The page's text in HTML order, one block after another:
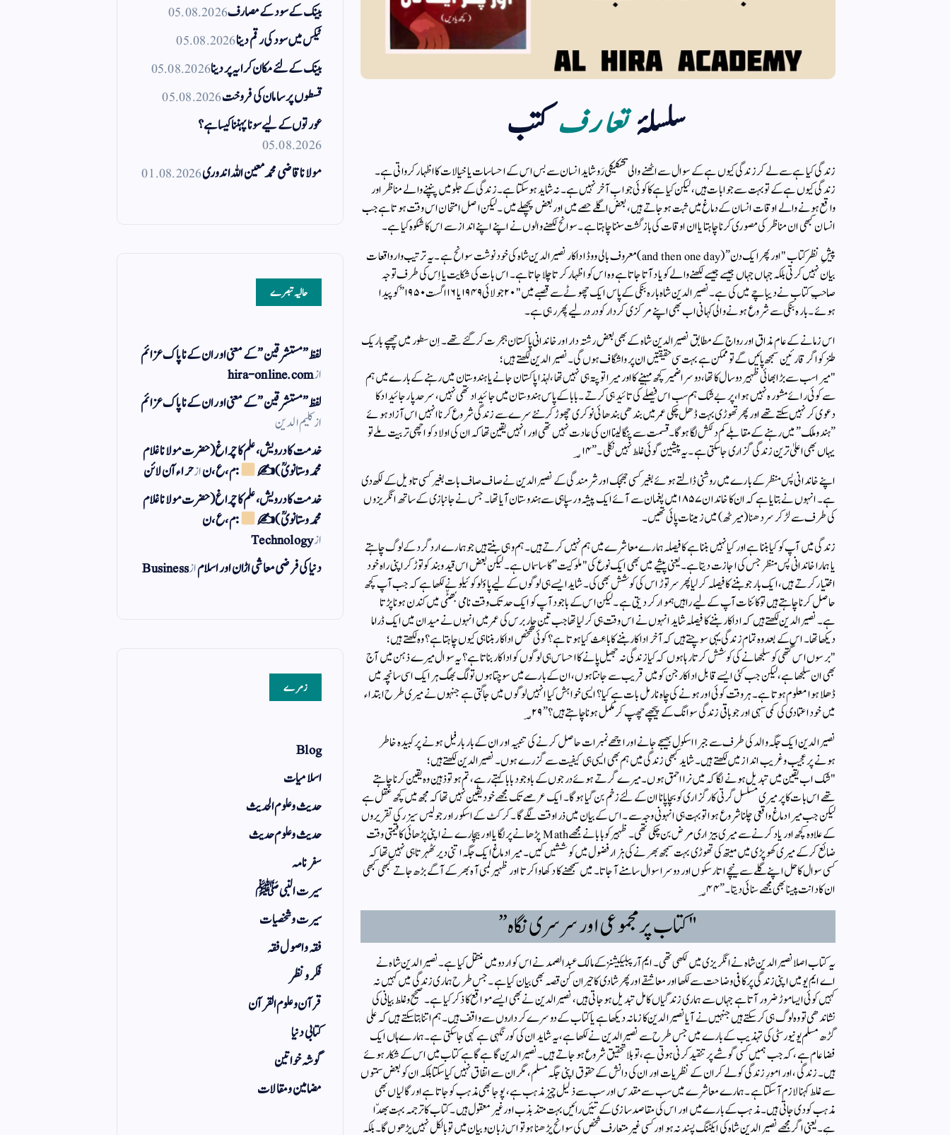
سلسلۂتعارفکتب
زندگی کیا ہے سے لے کر زندگی کیوں ہے کے سوال سے اٹھنے والی تشکیکی رَو شاید انسان سے بس اس کے احساسات یا خیالات کا اظہار کرواتی ہے۔
زندگی کیوں ہے کے تو بہت سے جوابات ہیں، لیکن کیا ہے کا کوئی جوابِ آخر نہیں ہے۔ نہ شاید ہو سکتا ہے۔ زندگی کے جلو میں پنپنے والے مناظر اور
واقع ہونے والے اوقات انسان کے دماغ میں ثبت ہو جاتے ہیں، بعض اگلے حصے میں اور بعض پچھلے میں۔ لیکن اصل امتحان اس وقت ہوتا ہے جب
انسان کبھی ان مناظر کی مصوری کرنا چاہتا یا ان اوقات کی باز گشت سننا چاہتا ہے۔ سوانح لکھنے والوں نے اپنے اپنے انداز سے اس کا شکوہ کیا ہے۔
پیشِ نظر کتاب "اور پھر ایک دن” (and then one day) معروف بالی ووڈ اداکار نصیر الدین شاہ کی خود نوشت سوانح ہے۔ یہ ترتیب وار واقعات
بیان نہیں کرتی بلکہ جہاں جہاں جیسے جیسے لکھنے والے کو یاد آتا جاتا ہے وہ اس کو اظہار کرتا چلا جاتا ہے۔ اس بات کی شکایت یا اِس کی طرف توجہ
صاحبِ کتاب نے دیباچے میں کی ہے۔ نصیر الدین شاہ بارہ بنکی کے پاس ایک چھوٹے سے قصبے میں "٢٠ جولائی ١٩٤٩ یا ١٦ اگست ١٩٥٠” کو پیدا
ہوئے۔ بارہ بنکی سے شروع ہونے والی کہانی اب بھی اپنے مرکزی کردار کو در در لیے پِھر رہی ہے۔
اس زمانے کے عام مذاق اور رواج کے مطابق نصیرالدین شاہ کے بھی بعض رشتہ دار اور خاندانی پاکستان ہجرت کر گئے تھے۔ اِن سطور میں چھپے باریک
طنز کو اگر قارئین سمجھ پائیں گے تو ممکن ہے بہت سی حقیقتیں ان پر واشگاف ہوں گی۔ نصیرالدین لکھتے ہیں؛
"میرا سب سے بڑا بھائی ظہیر دو سال کا تھا، دوسرا ضمیر کچھ مہینے کا اور میرا تو پتہ ہی نہیں تھا، لہذا پاکستان جانے یا ہندوستان میں رہنے کے بارے میں ہم
سے کوئی رائے مشورہ نہیں ہوا، پر بے شک ہم سب اس فیصلے کی تائید ہی کرتے۔ بابا کے پاس ہندوستان میں جائیداد تھی نہیں، سرحد پار جائیداد کا
دعوی کر نہیں سکتے تھے اور پھر تھوڑی بہت ڈھل چکی عمر میں بندھی بندھائی نوکری چھوڑ کر نئے سرے سے زندگی شروع کرنا انہیں اس آزاد ہوئے
”ہندو ملک” میں رہنے کے مقابلے کم دلکش لگا ہوگا۔ قسمت سے پنگا لینا ان کی عادت نہیں تھی اور انہیں یقین تھا کہ ان کی اولاد کو اچھی تربیت ملے تو
یہاں بھی اعلیٰ ترین زندگی گزاری جاسکتی ہے۔ یہ پیشین گوئی غلط نہیں نکلی۔” ؃١٤
اپنے خاندانی پس منظر کے بارے میں روشنی ڈالتے ہوئے بغیر کسی جھجک اور شرمندگی کے نصیر الدین نے صاف صاف بات بغیر کسی تاویل کے لکھ دی
ہے۔ انہوں نے بتایا ہے کہ ان کا خاندان ١٨٥٧ میں پغمان سے آئے ایک پیشہ ور سپاہی سے ہندوستان آیا تھا۔ جس نے جانبازی کے ساتھ انگریزوں
کی طرف سے لڑ کر سر دھنا (میرٹھ) میں زمینات پائی تھیں۔
زندگی میں آپ کو کیا بننا ہے اور کیا نہیں بننا ہے کا فیصلہ ہمارے معاشرے میں ہم نہیں کرتے ہیں۔ ہم وہی بنتے ہیں جو ہمارے ارد گرد کے لوگ چاہتے
یا ہمارا خاندانی پس منظر جس کی اجازت دیتا ہے۔ یعنی پیشے میں بھی ایک نوع کی "ملوکیت” کا سا سماں ہے۔ لیکن بعض اس قید و بند کو توڑ کر اپنی راہ خود
اختیار کرتے ہیں، ایک بار جو بننے کا فیصلہ کر لیا پھر سر توڑ اس کی کوشش بھی کی۔ شاید ایسے ہی لوگوں کے لیے پاؤلو کوئیلو نے لکھا ہے کہ جب آپ کچھ
حاصل کرنا چاہتے ہیں تو کائنات آپ کے لیے راہیں ہموار کر دیتی ہے۔ لیکن اس کے باجود آپ کو ایک حد تک وقت نامی بھٹّی میں کندن ہونا پڑتا
ہے۔ نصیرالدین لکھتے ہیں کہ اداکار بننے کا فیصلہ شاید انہوں نے اس وقت ہی کر لیا تھا جب تین چار برس کی عمر میں انہوں نے میدان میں ایک ڈراما
دیکھا تھا۔ اس کے بعد وہ تمام زندگی یہی سوچتے ہیں کہ آخر اداکار بننے کا باعِث کیا ہوتا ہے؟ کوئی شخص اداکار بننا ہی کیوں چاہتا ہے؟ وہ لکھتے ہیں؛
"برسوں اس گتھی کو سلجھانے کی کوشش کرتا رہا ہوں کہ کیا زندگی نہ جھیل پانے کا احساس ہی لوگوں کو ادا کار بناتا ہے؟ یہ سوال میرے ذہن میں آج
بھی ان سلجھا ہے، لیکن جب کئی ایسے قابل اداکار جن کو میں قریب سے جانتا ہوں، ان کے بارے میں سوچتا ہوں تو لگ بھگ ہر ایک اسی سانچہ میں
ڈھلا ہوا معلوم ہوتا ہے۔ ہر وقت کوئی اور ہونے کی چاہ نارمل بات ہے کیا؟ ایسی خواہش کیا انہیں لوگوں میں جاگتی ہے جنہوں نے میری طرح ابتداء
میں خود اعتمادی کی کمی سہی اور جو باقی زندگی سوانگ کے پیچھے چھپ کر مکمل ہونا چاہتے ہیں؟” ؃٢٩
نصیرالدین ایک جگہ والد کی طرف سے جبرا اسکول بھیجے جانے اور اچھے نمبرات حاصل کرنے کی تنبیہ اور ان کے بار بار فیل ہونے پر کبیدہ خاطر
ہونے پر عجیب و غریب انداز میں لکھتے ہیں۔ شاید کبھی زندگی میں ہم بھی ایسی ہی کیفیت سے گزرے ہوں۔ نصیرالدین لکھتے ہیں؛
"شک اب یقین میں تبدیل ہونے لگا کہ میں نرا احمق ہوں۔ میرے گرتے ہوئے درجوں کے باوجود بابا کہتے رہے، تم ہو تو ذہین وہ یقین کرنا چاہتے
تھے اس بات کا پر میری مسلسل گرتی کارگزاری کو بچا پانا ان کے لئے زخم بن گیا ہو گا۔ ایک عرصے تک مجھے خود یقین نہیں تھا کہ مجھ میں کچھ عقل ہے
لیکن جب میرا دماغ واقعی چلنا شروع ہوا تو بہت ہی انہونی وجہ سے۔ اس کے بیان میں ذرا وقت لگے گا ۔ کرکٹ کے اسکور اور جولیس سیزر کی تقریروں
کے علاوہ کچھ اور یاد کرنے سے میری بیزاری مرض بن چکی تھی۔ ظہیر کو بابا نے مجھے Math پڑھانے پر لگایا اور بیچارے نے اپنی پڑھائی کا قیمتی وقت
ضائع کر کے میری کھوپڑی میں میتھ کی تھوڑی بہت سمجھ بھرنے کی ہزار فضول میں کوششیں کیں۔ میرا دماغ ایک جگہ اتنی دیر ٹھہرتا ہی نہیں تھا کہ
کسی سوال کا حل اپنے گلے سے نیچے اتار سکوں اور دوسرا سوال سامنے آجاتا۔ میں سمجھنے کا دکھاوا کرتا اور ظہیر لمبی آہ بھر کے آگے بڑھ جاتے کبھی کبھی
ان کا دانت پیسنا بھی مجھے سنائی دیتا۔” ؃٤٤
"کتاب پر مجموعی اور سرسری نگاہ”
یہ کتاب اصلا نصیرالدین شاہ نے انگریزی میں لکھی تھی۔ ایم آر پبلیکیشنز کے مالک عبدالصمد نے اس کو اردو میں منتقل کیا ہے۔ نصیرالدین شاہ نے
اے ایم یو میں اپنی زندگی پر کافی وضاحت سے لکھا اور معاشقے اور پھر شادی کا حیران کن قصہ بھی بیان کیا ہے۔ جس طرح ہماری زندگی میں کہیں نہ
کہیں کوئی ایسا موڑ ضرور آتا ہے جہاں سے ہماری زندگیاں کامل تبدیل ہو جاتی ہیں، نصیرالدین نے بھی ایسے مواقع کا ذکر کیا ہے۔ صحیح و غلط بیانی کی
نشاندھی تو وہ لوگ ہی کر سکتے ہیں جنہیں نے آیا نصیرالدین کا زمانہ دیکھا ہے یا کتاب کے دوسرے کرداروں سے واقف ہیں۔ ہم اتنا بتا سکتے ہیں کہ علی
گڑھ مسلم یونیورسٹی کی تہذیب کے بارے میں جس طرح سے نصیرالدین نے لکھا ہے، یہ شاید ان کی کور نگہی ہے کہی جا سکتی ہے۔ ہمارے ہاں ایک
فضا عام ہے، کہ جب ہمیں کسی گوشے پر تنقید کرنی ہوتی ہے، تو بلا تحقیق شروع ہو جاتے ہیں۔ نصیرالدین گاہے گاہے کتاب میں اس کے شکار ہوئے
ہیں۔ زندگی، اور امورِ زندگی کو لے کر ان کے نظریات اور ان کی دانش کے حقوق اپنی جگہ مسلم، مگر ان سے اتفاق نہیں کیا سکتا بلکہ ان کو بعض سمتوں
سے غلط کہنا لازم آ سکتا ہے۔ ہمارے معاشرے میں سب سے مقدس اور سب سے ذلیل چیز مذہب ہے، پوجا بھی مذہب کو جاتا ہے اور گالیاں بھی
مذہب کو دی جاتی ہیں۔ مذہب کے بارے میں اور اس کی مقاصد سازی کے تئیں رائیں بہت متذبذب اور غیر معقول ہیں۔ کتاب کا ترجمہ بہت بھدّا
ہے۔ یعنی اگر مجھے نصیرالدین شاہ کی ایکٹنگ پسند نہ ہو اور کسی غیر متعارف شخص کی سوانح پڑھنا ہو تو اس زبان و بیان میں تو بالکل نہیں پڑھوں گا۔ بلکہ
بینک کے سود کے مصارف05.08.2026
ٹیکس میں سود کی رقم دینا05.08.2026
بینک کے لئے مکان کرایہ پر دینا05.08.2026
قسطوں پر سامان کی فروخت05.08.2026
عورتوں کے لیے سونا پہننا کیسا ہے؟
05.08.2026
مولانا قاضی محمد معین اللہ اندوری01.08.2026
حالیہ تبصرے
لفظ ” مستشرقین ” کے معنی اور ان کے نا پاک عزائم
ازhira-online.com
لفظ ” مستشرقین ” کے معنی اور ان کے نا پاک عزائم
ازکلیم الدین
خدمت کا درویش، علم کا چراغ(حضرت مولانا غلام
محمد وستانویؒ)✍
: م ، ع ، نازحراء آن لائن
خدمت کا درویش، علم کا چراغ(حضرت مولانا غلام
محمد وستانویؒ)✍
: م ، ع ، ن
ازTechnology
دنیا کی فرضی معاشی اڑان اور اسلامازBusiness
زمرے
Blog
اسلامیات
حدیث و علوم الحدیث
حدیث و علوم حدیث
سفر نامہ
سیرت النبی ﷺ
سیرت و شخصیات
فقہ و اصول فقہ
فکر و نظر
قرآن و علوم القرآن
کتابی دنیا
گوشہ خواتین
مضامین و مقالات